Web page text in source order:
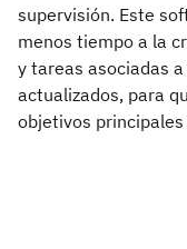
supervisión. Este
menos tiempo a la
y tareas asociadas
actualizados, para
objetivos